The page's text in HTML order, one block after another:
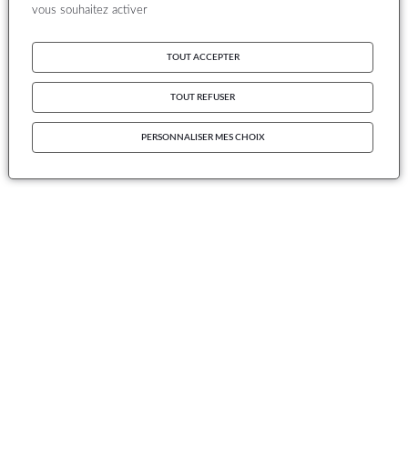
vous souhaitez activer
TOUT ACCEPTER
TOUT REFUSER
PERSONNALISER MES CHOIX